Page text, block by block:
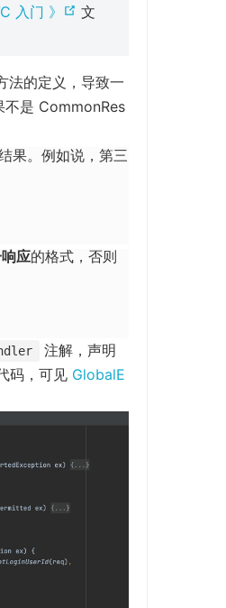
入门 》
(
e
n
n
w
)
文
法的定义，导致一
不是 CommonRes
果。例如说，第三
应的格式，否则
注解，声明
码，可见 GlobalE